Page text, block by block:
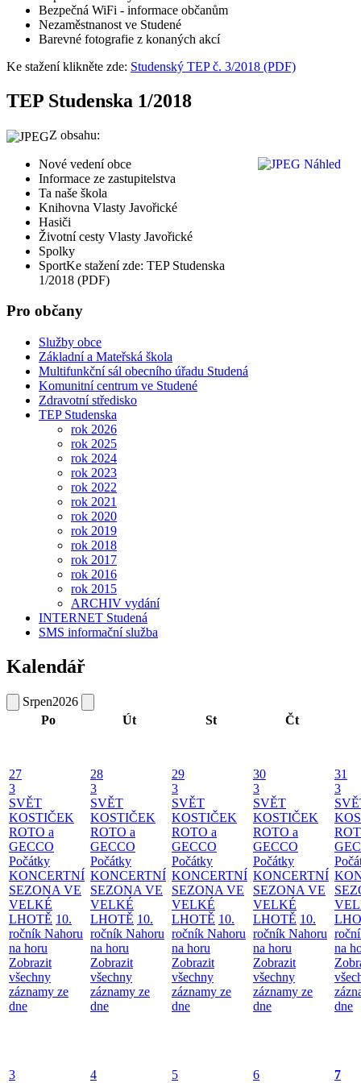
Bezpečná WiFi - informace občanům
Nezaměstnanost ve Studené
Barevné fotografie z konaných akcí
Ke stažení klikněte zde: Studenský TEP č. 3/2018 (PDF)
TEP Studenska 1/2018
Z obsahu:
Nové vedení obce
Informace ze zastupitelstva
Ta naše škola
Knihovna Vlasty Javořické
Hasiči
Životní cesty Vlasty Javořické
Spolky
SportKe stažení zde: TEP Studenska
1/2018 (PDF)
Pro občany
Služby obce
Základní a Mateřská škola
Multifunkční sál obecního úřadu Studená
Komunitní centrum ve Studené
Zdravotní středisko
TEP Studenska
rok 2026
rok 2025
rok 2024
rok 2023
rok 2022
rok 2021
rok 2020
rok 2019
rok 2018
rok 2017
rok 2016
rok 2015
ARCHIV vydání
INTERNET Studená
SMS informační služba
Kalendář
Srpen2026
Po
Út St Čt
27
3
SVĚT
KOSTIČEK
ROTO a
GECCO
Počátky
KONCERTNÍ
SEZONA VE
VELKÉ
LHOTĚ 10.
ročník Nahoru
na horu
Zobrazit
všechny
záznamy ze
dne
28
3
SVĚT
KOSTIČEK
ROTO a
GECCO
Počátky
KONCERTNÍ
SEZONA VE
VELKÉ
LHOTĚ 10.
ročník Nahoru
na horu
Zobrazit
všechny
záznamy ze
dne
29
3
SVĚT
KOSTIČEK
ROTO a
GECCO
Počátky
KONCERTNÍ
SEZONA VE
VELKÉ
LHOTĚ 10.
ročník Nahoru
na horu
Zobrazit
všechny
záznamy ze
dne
30
3
SVĚT
KOSTIČEK
ROTO a
GECCO
Počátky
KONCERTNÍ
SEZONA VE
VELKÉ
LHOTĚ 10.
ročník Nahoru
na horu
Zobrazit
všechny
záznamy ze
dne
31
3
na
dne
3
4
5
6
7